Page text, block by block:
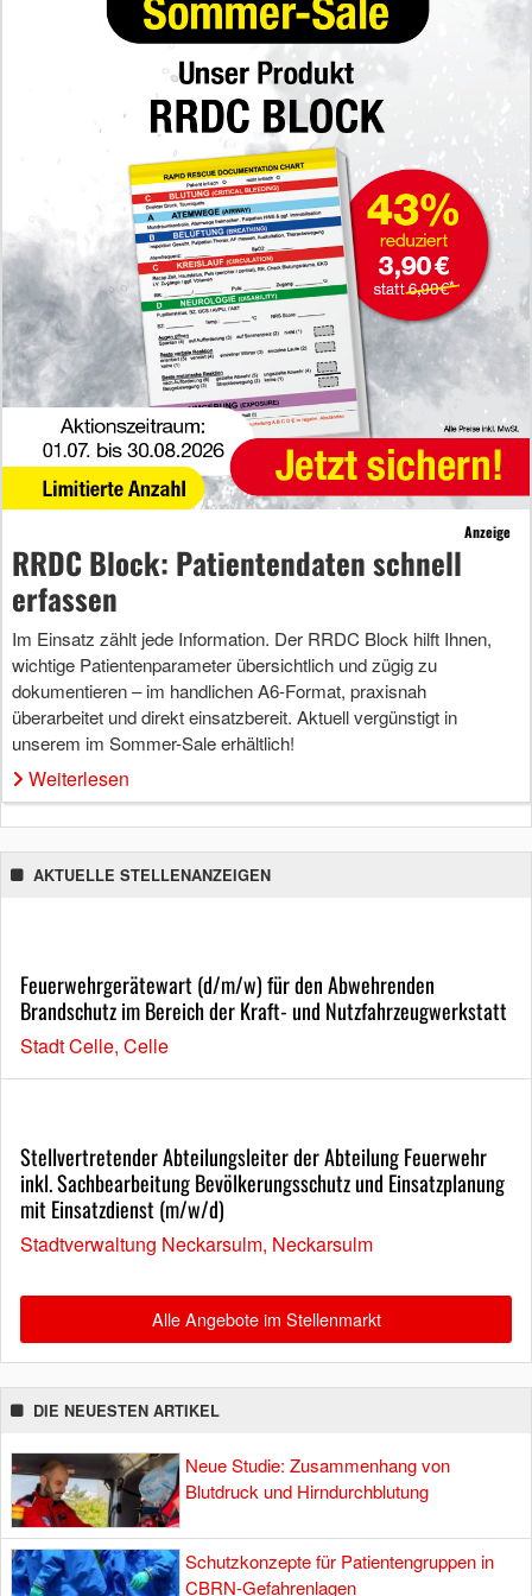
Anzeige
RRDC Block: Patientendaten schnell
erfassen
Im Einsatz zählt jede Information. Der RRDC Block hilft Ihnen,
wichtige Patientenparameter übersichtlich und zügig zu
dokumentieren – im handlichen A6-Format, praxisnah
überarbeitet und direkt einsatzbereit. Aktuell vergünstigt in
unserem im Sommer-Sale erhältlich!
Weiterlesen
AKTUELLE STELLENANZEIGEN
Feuerwehrgerätewart (d/m/w) für den Abwehrenden
Brandschutz im Bereich der Kraft- und Nutzfahrzeugwerkstatt
Stadt Celle, Celle
Stellvertretender Abteilungsleiter der Abteilung Feuerwehr
inkl. Sachbearbeitung Bevölkerungsschutz und Einsatzplanung
mit Einsatzdienst (m/w/d)
Stadtverwaltung Neckarsulm, Neckarsulm
Alle Angebote im Stellenmarkt
DIE NEUESTEN ARTIKEL
Neue Studie: Zusammenhang von
Blutdruck und Hirndurchblutung
Schutzkonzepte für Patientengruppen in
CBRN-Gefahrenlagen